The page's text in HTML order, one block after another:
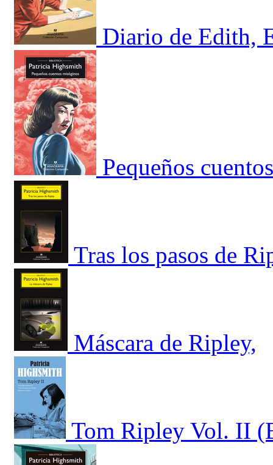
Diario de Edith,
Pequeños
Tras los pasos de
Máscara de Ripley,
Tom Ripley Vol. II